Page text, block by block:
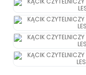
Pomoc
Promocje